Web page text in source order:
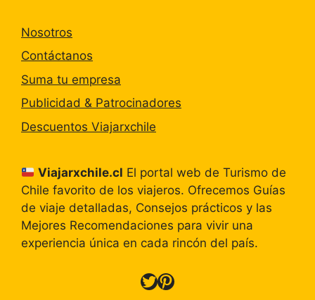
Nosotros
Contáctanos
Suma tu empresa
Publicidad & Patrocinadores
Descuentos Viajarxchile
Viajarxchile.cl El portal web de Turismo de
Chile favorito de los viajeros. Ofrecemos Guías
de viaje detalladas, Consejos prácticos y las
Mejores Recomendaciones para vivir una
experiencia única en cada rincón del país.
Twitter
Pinterest